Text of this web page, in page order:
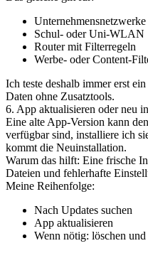
Unternehmensnetzwerke
Schul- oder Uni-WLAN
Router mit Filterregeln
Werbe- oder Content-
Ich teste deshalb immer erst
Daten ohne Zusatztools.
6. App aktualisieren oder neu
Eine alte App-Version kann
verfügbar sind, installiere ich
kommt die Neuinstallation.
Warum das hilft: Eine frische
Dateien und fehlerhafte
Meine Reihenfolge:
Nach Updates suchen
App aktualisieren
Wenn nötig: löschen